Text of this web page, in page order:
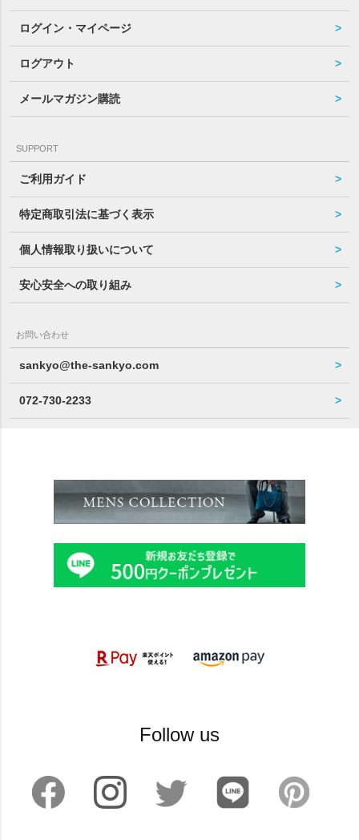
ログイン・マイページ
ログアウト
メールマガジン購読
SUPPORT
ご利用ガイド
特定商取引法に基づく表示
個人情報取り扱いについて
安心安全への取り組み
お問い合わせ
sankyo@the-sankyo.com
072-730-2233
Follow us